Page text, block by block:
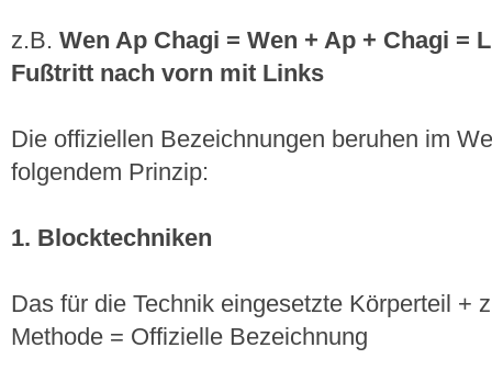
z.B. Wen Ap Chagi = Wen + Ap + Chagi =
Fußtritt nach vorn mit Links
Die offiziellen Bezeichnungen beruhen im
folgendem Prinzip:
1. Blocktechniken
Das für die Technik eingesetzte Körperteil +
Methode = Offizielle Bezeichnung